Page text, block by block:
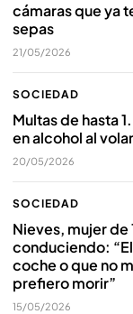
cámaras que ya
sepas
21/05/2026
SOCIEDAD
Multas de hasta
en alcohol al
20/05/2026
SOCIEDAD
Nieves, mujer de
conduciendo:
coche o que no
prefiero morir”
15/05/2026